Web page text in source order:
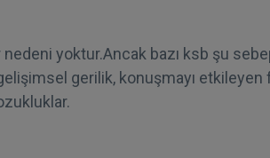
yoktur.Ancak bazı ksb şu
gerilik, konuşmayı